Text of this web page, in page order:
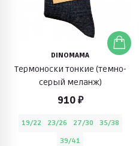
DINOMAMA
Термоноски тонкие (темно-
серый меланж)
910 ₽
19/22 23/26 27/30
35/38
39/41